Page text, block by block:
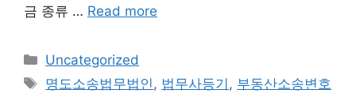
금 종류 … Read more
Categories
Uncategorized
Tags
명도소송법무법인 , 법무사등기 , 부동산소송변호